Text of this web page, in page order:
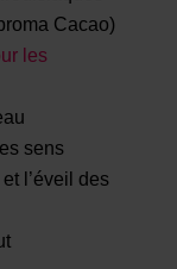
Cacao)
les
sens
l’éveil des